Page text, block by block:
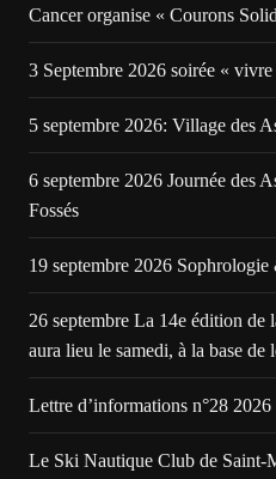
Cancer organise « Courons
3 Septembre 2026 soirée «
5 septembre 2026: Village des
6 septembre 2026 Journée des
Fossés
19 septembre 2026
26 septembre La 14e édition
aura lieu le samedi, à la base de
Lettre d’informations n°28 2026
Le Ski Nautique Club de Saint-